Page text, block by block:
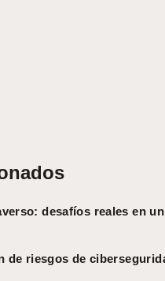
desafíos reales en
de riesgos de